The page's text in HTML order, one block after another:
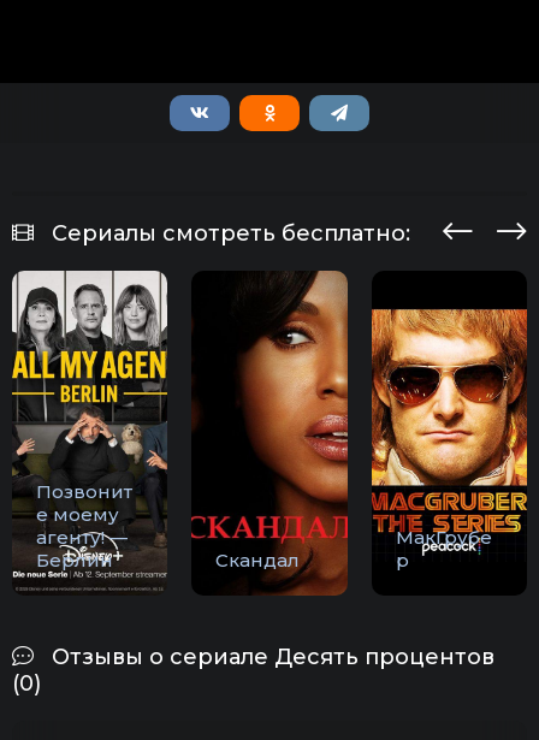
Сериалы смотреть бесплатно:
Позвонит
е моему
агенту! —
Берлин
Скандал
МакГрубе
р
Отзывы о сериале Десять процентов
(0)